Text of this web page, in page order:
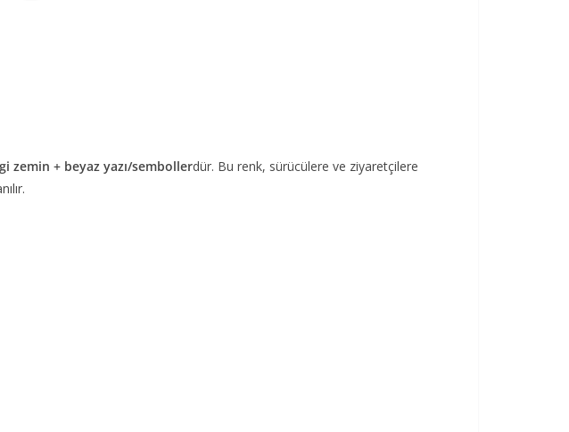
zemin + beyaz yazı/sembollerdür. Bu renk, sürücülere ve ziyaretçilere